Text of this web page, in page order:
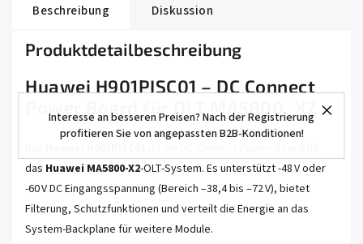
Interesse an besseren Preisen? Nach der Registrierung
profitieren Sie von angepassten B2B-Konditionen!
Beschreibung Diskussion
Produktdetailbeschreibung
Huawei H901PISC01 – DC Connect
Power Board für OLT MA5800‑X2
das Huawei MA5800‑X2-OLT-System. Es unterstützt -48 V oder
-60 V DC Eingangsspannung (Bereich –38,4 bis –72 V), bietet
Filterung, Schutzfunktionen und verteilt die Energie an das
System-Backplane für weitere Module.